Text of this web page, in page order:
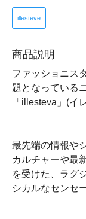
illesteve
商品説明
ファッショニス
題となっている
「illesteva」(イ
最先端の情報や
カルチャーや最
を受けた、ラグ
シカルなセンセ